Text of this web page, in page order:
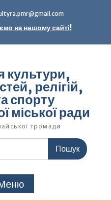
на нашому сайті!
культури,
релігій,
спорту
міської ради
громади